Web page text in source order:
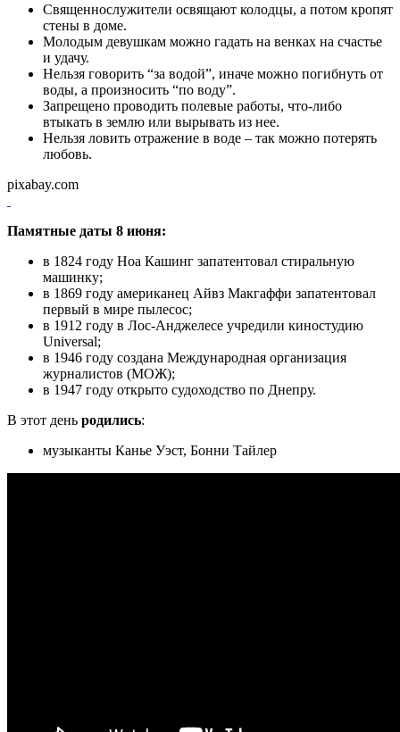
Священнослужители освящают колодцы, а потом кропят
стены в доме.
Молодым девушкам можно гадать на венках на счастье
и удачу.
Нельзя говорить “за водой”, иначе можно погибнуть от
воды, а произносить “по воду”.
Запрещено проводить полевые работы, что-либо
втыкать в землю или вырывать из нее.
Нельзя ловить отражение в воде – так можно потерять
любовь.
pixabay.com
Памятные даты 8 июня:
в 1824 году Ноа Кашинг запатентовал стиральную
машинку;
в 1869 году американец Айвз Макгаффи запатентовал
первый в мире пылесос;
в 1912 году в Лос-Анджелесе учредили киностудию
Universal;
в 1946 году создана Международная организация
журналистов (МОЖ);
в 1947 году открыто судоходство по Днепру.
В этот день родились:
музыканты Канье Уэст, Бонни Тайлер